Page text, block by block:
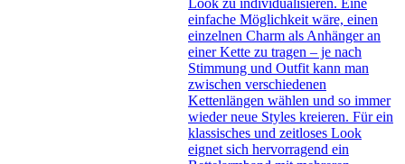
Look zu individualisieren. Eine
einfache Möglichkeit wäre, einen
einzelnen Charm als Anhänger an
einer Kette zu tragen – je nach
Stimmung und Outfit kann man
zwischen verschiedenen
Kettenlängen wählen und so immer
wieder neue Styles kreieren. Für ein
klassisches und zeitloses Look
eignet sich hervorragend ein